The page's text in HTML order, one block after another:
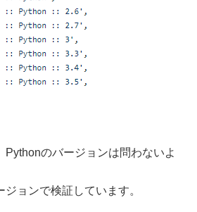
Pythonのバージョンは問わないよ
ョンで検証しています。